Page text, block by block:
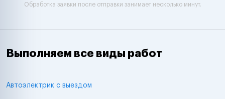
Обработка заявки после отправки занимает несколько минут.
Выполняем все виды работ
Автоэлектрик с выездом